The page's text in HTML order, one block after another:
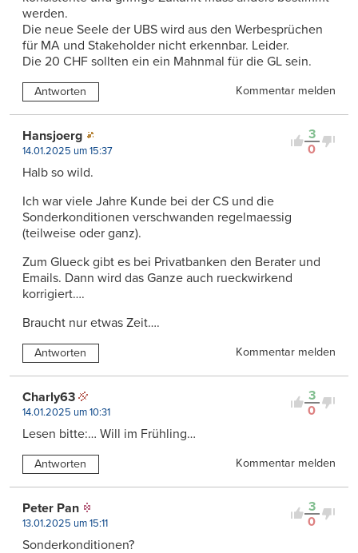
werden.
Die neue Seele der UBS wird aus den Werbesprüchen
für MA und Stakeholder nicht erkennbar. Leider.
Die 20 CHF sollten ein ein Mahnmal für die GL sein.
Antworten Kommentar melden
3
0
Hansjoerg
14.01.2025 um 15:37
Halb so wild.
Ich war viele Jahre Kunde bei der CS und die
Sonderkonditionen verschwanden regelmaessig
(teilweise oder ganz).
Zum Glueck gibt es bei Privatbanken den Berater und
Emails. Dann wird das Ganze auch rueckwirkend
korrigiert….
Braucht nur etwas Zeit….
Antworten Kommentar melden
3
0
Charly63
14.01.2025 um 10:31
Lesen bitte:… Will im Frühling…
Antworten Kommentar melden
3
0
Peter Pan
13.01.2025 um 15:11
Sonderkonditionen?